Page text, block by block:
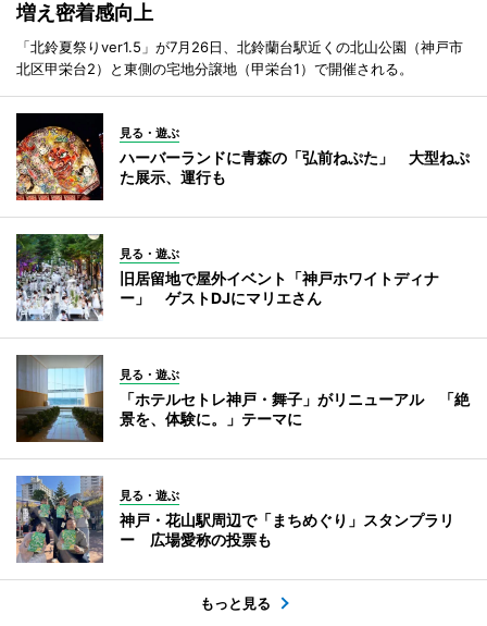
増え密着感向上
「北鈴夏祭りver1.5」が7月26日、北鈴蘭台駅近くの北山公園（神戸市
北区甲栄台2）と東側の宅地分譲地（甲栄台1）で開催される。
見る・遊ぶ
ハーバーランドに青森の「弘前ねぷた」 大型ねぷ
た展示、運行も
見る・遊ぶ
旧居留地で屋外イベント「神戸ホワイトディナ
ー」 ゲストDJにマリエさん
見る・遊ぶ
「ホテルセトレ神戸・舞子」がリニューアル 「絶
景を、体験に。」テーマに
見る・遊ぶ
神戸・花山駅周辺で「まちめぐり」スタンプラリ
ー 広場愛称の投票も
もっと見る